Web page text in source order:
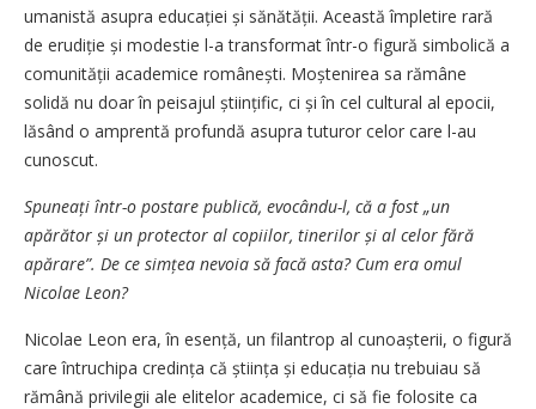
umanistă asupra educației și sănătății. Această împletire rară
de erudiție și modestie l-a transformat într-o figură simbolică a
comunității academice românești. Moștenirea sa rămâne
solidă nu doar în peisajul științific, ci și în cel cultural al epocii,
lăsând o amprentă profundă asupra tuturor celor care l-au
cunoscut.
Spuneați într-o postare publică, evocându-l, că a fost „un
apărător și un protector al copiilor, tinerilor și al celor fără
apărare”. De ce simțea nevoia să facă asta? Cum era omul
Nicolae Leon?
Nicolae Leon era, în esență, un filantrop al cunoașterii, o figură
care întruchipa credința că știința și educația nu trebuiau să
rămână privilegii ale elitelor academice, ci să fie folosite ca